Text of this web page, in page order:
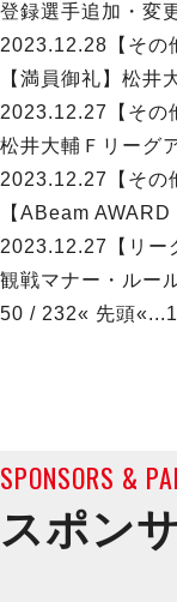
登録選手追加・変
2023.12.28 【その
【満員御礼】松井
2023.12.27
【その
松井大輔Ｆリーグ
2023.12.27
【その
【ABeam
2023.12.27
【リー
観戦マナー・ルー
50 / 232« 先頭«...
SPONSORS &
スポン